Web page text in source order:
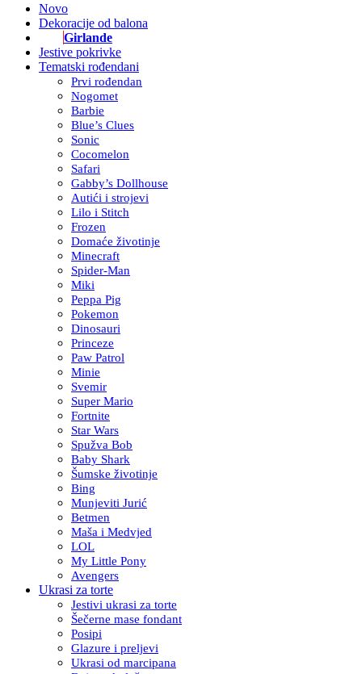
Novo
Dekoracije od balona
Girlande
Jestive pokrivke
Tematski rođendani
Prvi rođendan
Nogomet
Barbie
Blue’s Clues
Sonic
Cocomelon
Safari
Gabby’s Dollhouse
Autići i strojevi
Lilo i Stitch
Frozen
Domaće životinje
Minecraft
Spider-Man
Miki
Peppa Pig
Pokemon
Dinosauri
Princeze
Paw Patrol
Minie
Svemir
Super Mario
Fortnite
Star Wars
Spužva Bob
Baby Shark
Šumske životinje
Bing
Munjeviti Jurić
Betmen
Maša i Medvjed
LOL
My Little Pony
Avengers
Ukrasi za torte
Jestivi ukrasi za torte
Šečerne mase fondant
Posipi
Glazure i preljevi
Ukrasi od marcipana